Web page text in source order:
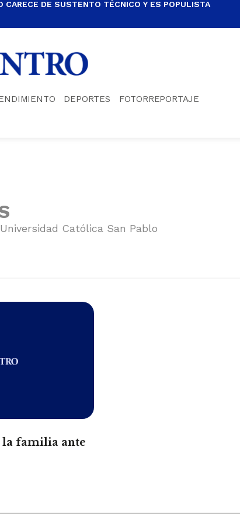
CARECE DE SUSTENTO TÉCNICO Y ES POPULISTA
DEPORTES FOTORREPORTAJE
Católica San Pablo
familia ante